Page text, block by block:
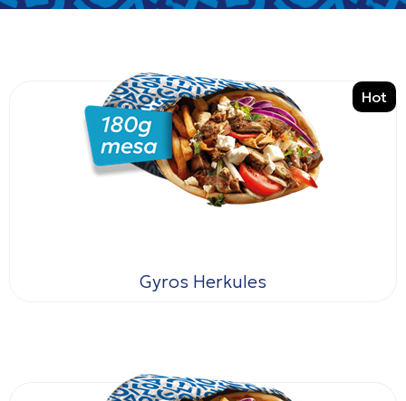
Hot
Gyros Herkules